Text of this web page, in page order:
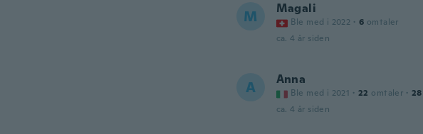
M Magali
Ble med i 2022 · 6 omtaler
ca. 4 år siden
A Anna
Ble med i 2021 · 22 omtaler · 28
ca. 4 år siden